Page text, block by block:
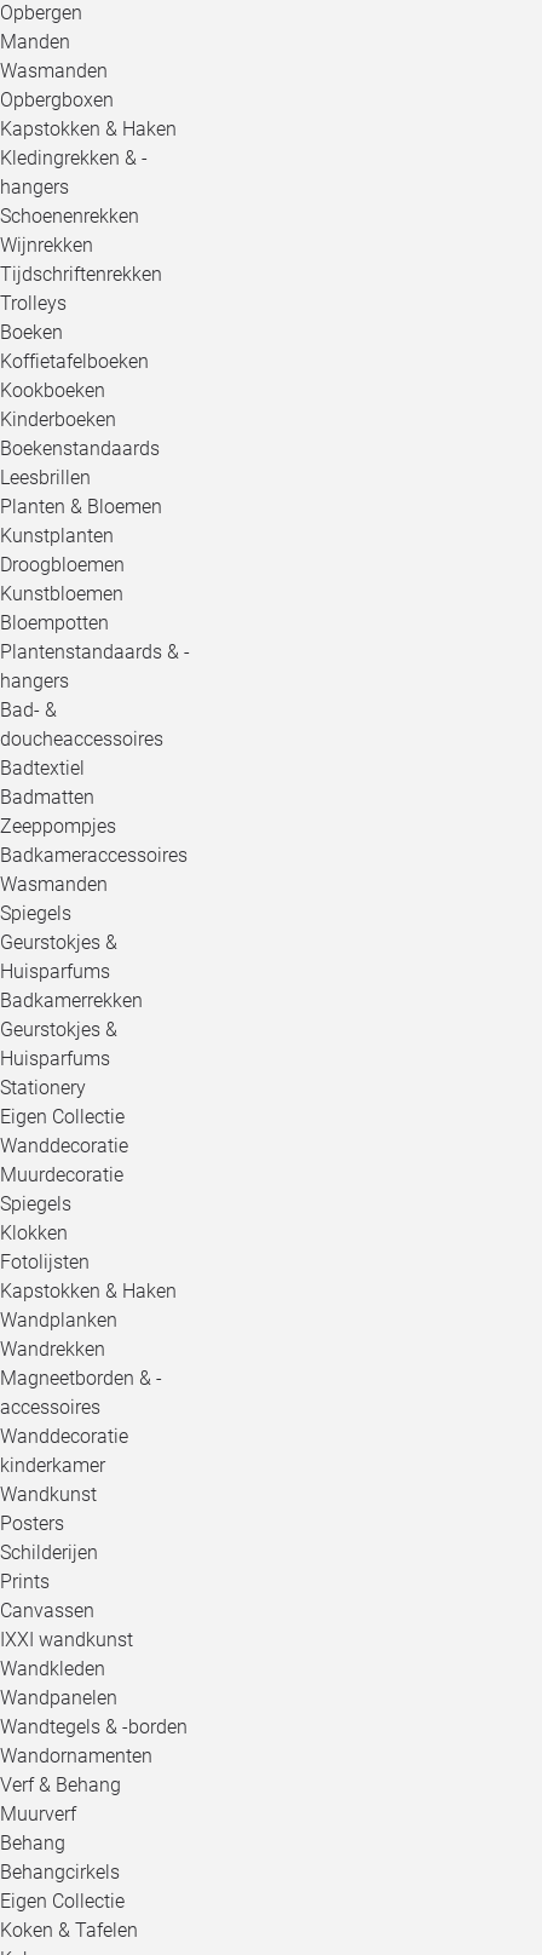
Opbergen
Manden
Wasmanden
Opbergboxen
Kapstokken & Haken
Kledingrekken & -
hangers
Schoenenrekken
Wijnrekken
Tijdschriftenrekken
Trolleys
Boeken
Koffietafelboeken
Kookboeken
Kinderboeken
Boekenstandaards
Leesbrillen
Planten & Bloemen
Kunstplanten
Droogbloemen
Kunstbloemen
Bloempotten
Plantenstandaards & -
hangers
Bad- &
doucheaccessoires
Badtextiel
Badmatten
Zeeppompjes
Badkameraccessoires
Wasmanden
Spiegels
Geurstokjes &
Huisparfums
Badkamerrekken
Geurstokjes &
Huisparfums
Stationery
Eigen Collectie
Wanddecoratie
Muurdecoratie
Spiegels
Klokken
Fotolijsten
Kapstokken & Haken
Wandplanken
Wandrekken
Magneetborden & -
accessoires
Wanddecoratie
kinderkamer
Wandkunst
Posters
Schilderijen
Prints
Canvassen
IXXI wandkunst
Wandkleden
Wandpanelen
Wandtegels & -borden
Wandornamenten
Verf & Behang
Muurverf
Behang
Behangcirkels
Eigen Collectie
Koken & Tafelen